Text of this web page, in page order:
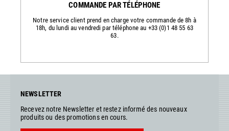
COMMANDE PAR TÉLÉPHONE
Notre service client prend en charge votre commande de 8h à
18h, du lundi au vendredi par téléphone au +33 (0)1 48 55 63
63.
NEWSLETTER
Recevez notre Newsletter et restez informé des nouveaux
produits ou des promotions en cours.